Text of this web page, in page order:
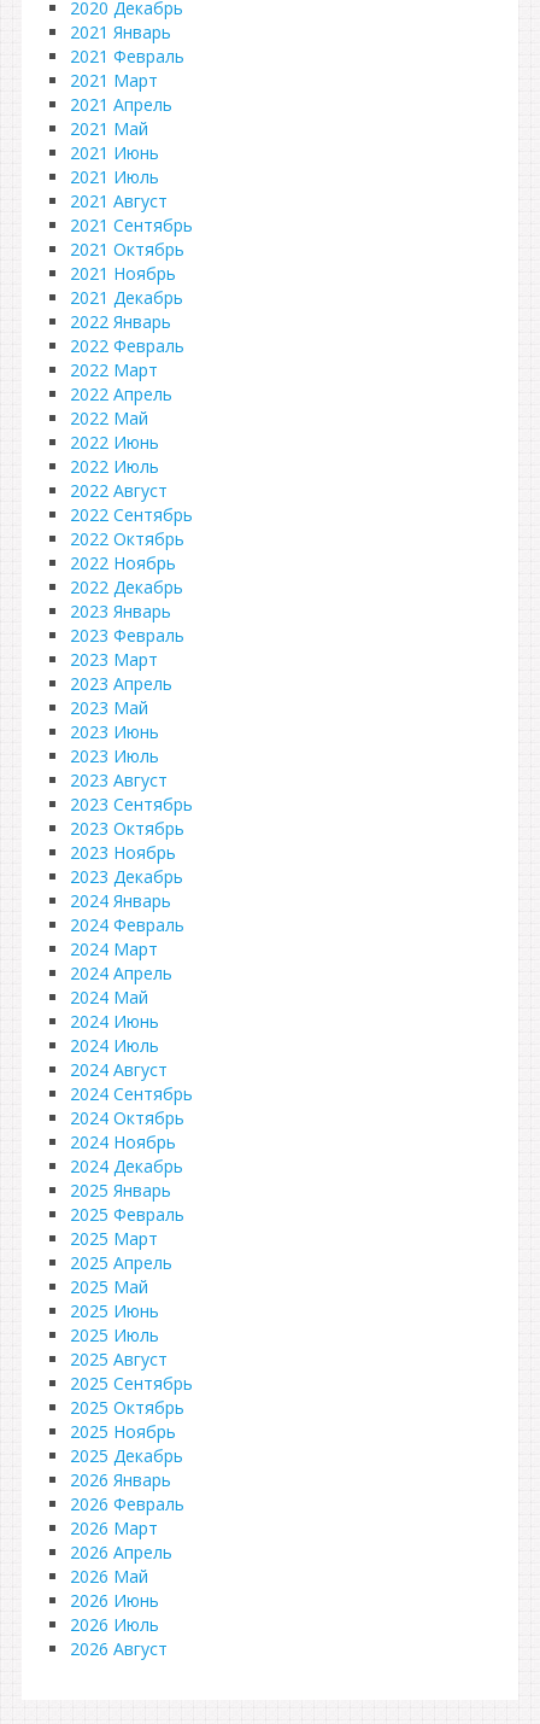
2020 Декабрь
2021 Январь
2021 Февраль
2021 Март
2021 Апрель
2021 Май
2021 Июнь
2021 Июль
2021 Август
2021 Сентябрь
2021 Октябрь
2021 Ноябрь
2021 Декабрь
2022 Январь
2022 Февраль
2022 Март
2022 Апрель
2022 Май
2022 Июнь
2022 Июль
2022 Август
2022 Сентябрь
2022 Октябрь
2022 Ноябрь
2022 Декабрь
2023 Январь
2023 Февраль
2023 Март
2023 Апрель
2023 Май
2023 Июнь
2023 Июль
2023 Август
2023 Сентябрь
2023 Октябрь
2023 Ноябрь
2023 Декабрь
2024 Январь
2024 Февраль
2024 Март
2024 Апрель
2024 Май
2024 Июнь
2024 Июль
2024 Август
2024 Сентябрь
2024 Октябрь
2024 Ноябрь
2024 Декабрь
2025 Январь
2025 Февраль
2025 Март
2025 Апрель
2025 Май
2025 Июнь
2025 Июль
2025 Август
2025 Сентябрь
2025 Октябрь
2025 Ноябрь
2025 Декабрь
2026 Январь
2026 Февраль
2026 Март
2026 Апрель
2026 Май
2026 Июнь
2026 Июль
2026 Август